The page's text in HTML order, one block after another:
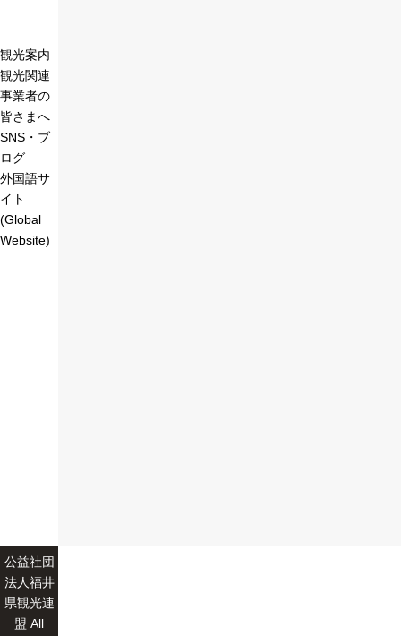
観光案内
観光関連
事業者の
皆さまへ
SNS・ブ
ログ
外国語サ
イト
(Global
Website)
公益社団
法人福井
県観光連
盟 All